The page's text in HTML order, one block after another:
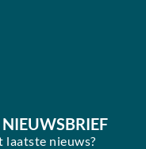
laatste nieuws?